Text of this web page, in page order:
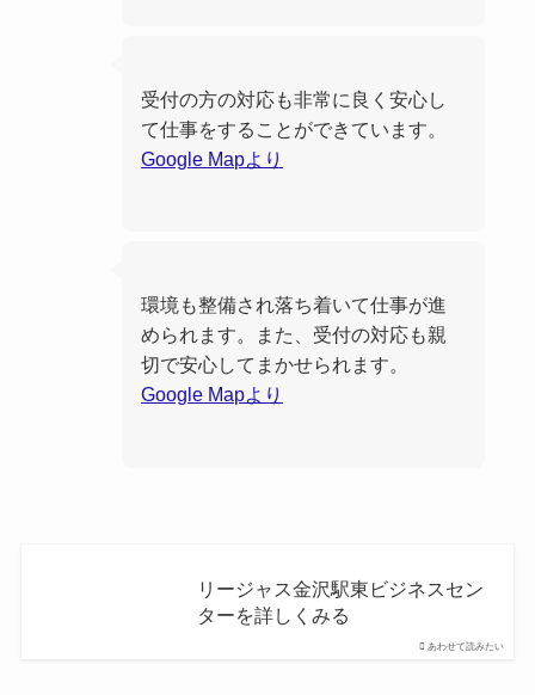
受付の方の対応も非常に良く安心し
て仕事をすることができています。
Google Mapより
環境も整備され落ち着いて仕事が進
められます。また、受付の対応も親
切で安心してまかせられます。
Google Mapより
あわせて読みたい
リージャス金沢駅東ビジネスセン
ターを詳しくみる